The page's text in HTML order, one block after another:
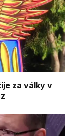
za války v